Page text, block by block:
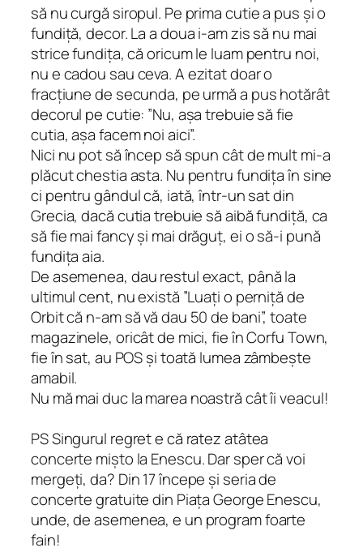
să nu curgă siropul. Pe prima cutie a pus și o
fundiță, decor. La a doua i-am zis să nu mai
strice fundița, că oricum le luam pentru noi,
nu e cadou sau ceva. A ezitat doar o
fracțiune de secunda, pe urmă a pus hotărât
decorul pe cutie: ”Nu, așa trebuie să fie
cutia, așa facem noi aici”.
Nici nu pot să încep să spun cât de mult mi-a
plăcut chestia asta. Nu pentru fundița în sine
ci pentru gândul că, iată, într-un sat din
Grecia, dacă cutia trebuie să aibă fundiță, ca
să fie maifancyși mai drăguț, ei o să-i pună
fundița aia.
De asemenea, dau restul exact, până la
ultimul cent, nu există ”Luați o perniță de
Orbit că n-am să vă dau 50 de bani”, toate
magazinele, oricât de mici, fie în Corfu Town,
fie în sat, au POS și toată lumea zâmbește
amabil.
Nu mă mai duc la marea noastră cât îi veacul!
PS Singurul regret e că ratez atâtea
concerte mișto la Enescu. Dar sper că voi
mergeți, da? Din 17 începe și seria de
concerte gratuite din Piața George Enescu,
unde, de asemenea, e un program foarte
fain!